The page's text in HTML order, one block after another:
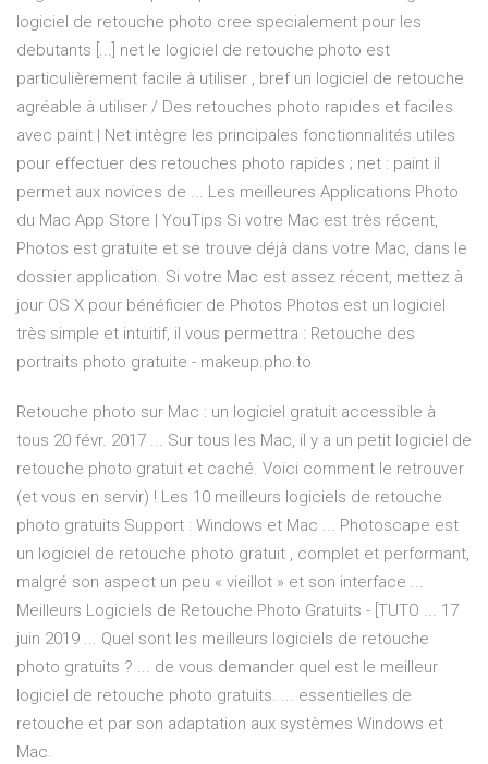
logiciel de retouche photo cree specialement pour les
debutants [...] net le logiciel de retouche photo est
particulièrement facile à utiliser , bref un logiciel de retouche
agréable à utiliser / Des retouches photo rapides et faciles
avec paint | Net intègre les principales fonctionnalités utiles
pour effectuer des retouches photo rapides ; net : paint il
permet aux novices de ... Les meilleures Applications Photo
du Mac App Store | YouTips Si votre Mac est très récent,
Photos est gratuite et se trouve déjà dans votre Mac, dans le
dossier application. Si votre Mac est assez récent, mettez à
jour OS X pour bénéficier de Photos Photos est un logiciel
très simple et intuitif, il vous permettra : Retouche des
portraits photo gratuite - makeup.pho.to
Retouche photo sur Mac : un logiciel gratuit accessible à
tous 20 févr. 2017 ... Sur tous les Mac, il y a un petit logiciel de
retouche photo gratuit et caché. Voici comment le retrouver
(et vous en servir) ! Les 10 meilleurs logiciels de retouche
photo gratuits Support : Windows et Mac ... Photoscape est
un logiciel de retouche photo gratuit , complet et performant,
malgré son aspect un peu « vieillot » et son interface ...
Meilleurs Logiciels de Retouche Photo Gratuits - [TUTO ... 17
juin 2019 ... Quel sont les meilleurs logiciels de retouche
photo gratuits ? ... de vous demander quel est le meilleur
logiciel de retouche photo gratuits. ... essentielles de
retouche et par son adaptation aux systèmes Windows et
Mac.